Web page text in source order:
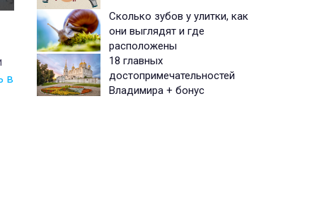
в
Сколько зубов у улитки, как
они выглядят и где
расположены
18 главных
достопримечательностей
Владимира + бонус